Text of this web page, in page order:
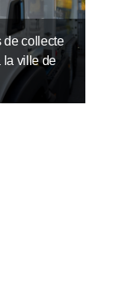
de collecte
la ville de